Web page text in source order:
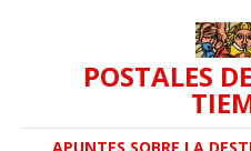
POSTALES